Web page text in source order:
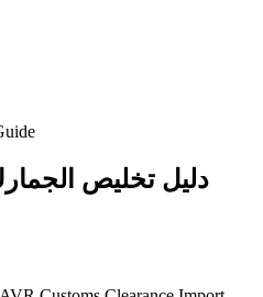
دليل تخليص